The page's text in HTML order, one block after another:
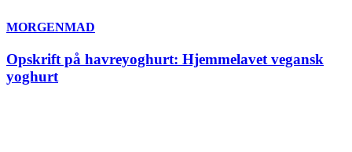
MORGENMAD
Opskrift på havreyoghurt: Hjemmelavet vegansk
yoghurt